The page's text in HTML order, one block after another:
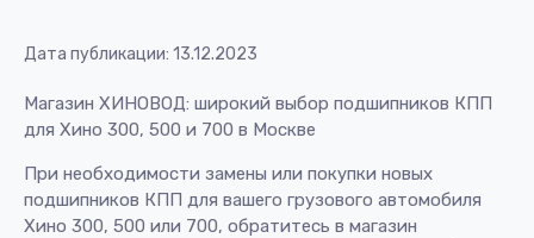
Дата публикации: 13.12.2023
Магазин ХИНОВОД: широкий выбор подшипников КПП
для Хино 300, 500 и 700 в Москве
При необходимости замены или покупки новых
подшипников КПП для вашего грузового автомобиля
Хино 300, 500 или 700, обратитесь в магазин